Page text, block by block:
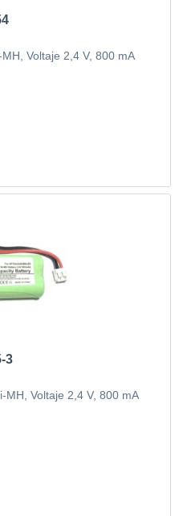
Voltaje 2,4 V, 800 mA
3
Voltaje 2,4 V, 800 mA